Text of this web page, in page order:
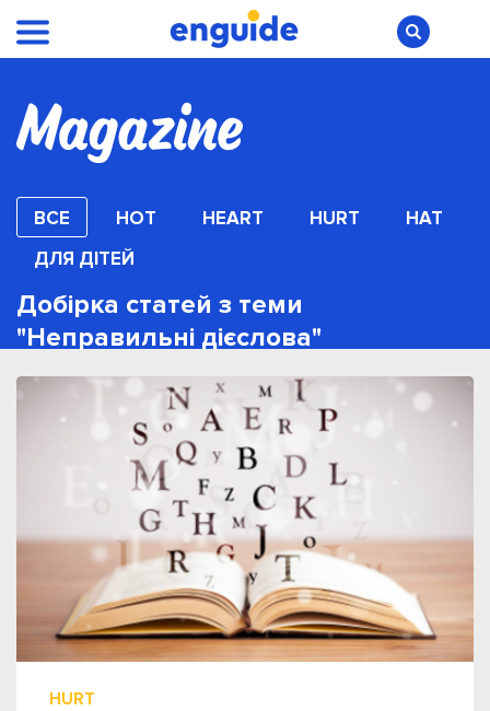
ВСЕ HOT HEART HURT
HAT
ДЛЯ ДІТЕЙ
Добірка статей з теми
"Неправильні дієслова"
HURT